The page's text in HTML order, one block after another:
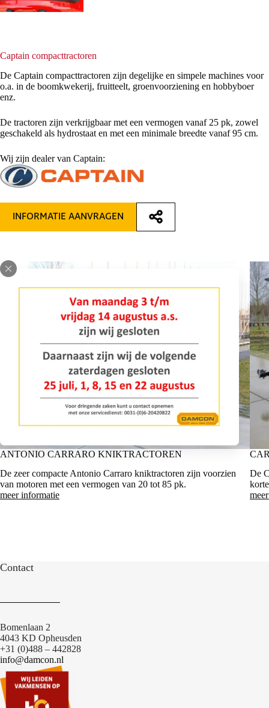
Captain compacttractoren
De Captain compacttractoren zijn degelijke en simpele machines voor
o.a. in de boomkwekerij, fruitteelt, groenvoorziening en hobbyboer
enz.
De tractoren zijn verkrijgbaar met een vermogen vanaf 25 pk, zowel
geschakeld als hydrostaat en met een minimale breedte vanaf 95 cm.
Wij zijn dealer van Captain:
INFORMATIE AANVRAGEN
ANTONIO CARRARO KNIKTRACTOREN
De zeer compacte Antonio Carraro kniktractoren zijn voorzien
van motoren met een vermogen van 20 tot 85 pk.
meer informatie
De
Contact
Bomenlaan 2
4043 KD Opheusden
+31 (0)488 – 442828
info@damcon.nl